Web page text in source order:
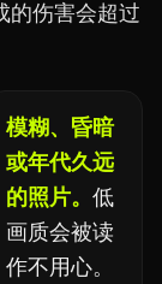
的伤害会超过
模糊、昏暗
或年代久远
的照片。低
画质会被读
作不用心。